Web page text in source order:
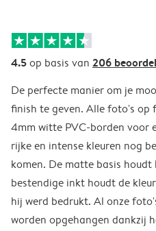
4.5op basis van 206
De perfecte manier om je
finish te geven. Alle foto's op
4mm witte PVC-borden voor
rijke en intense kleuren nog
komen. De matte basis
bestendige inkt houdt de
hij werd bedrukt. Al onze
worden opgehangen dankzij